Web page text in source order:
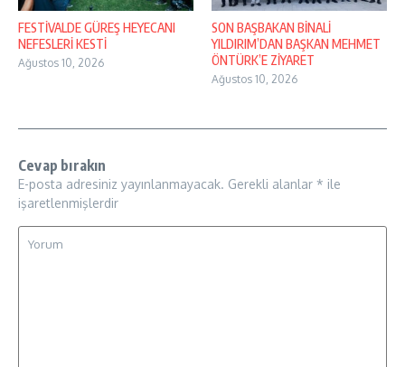
FESTİVALDE GÜREŞ HEYECANI
NEFESLERİ KESTİ
Ağustos 10, 2026
SON BAŞBAKAN BİNALİ
YILDIRIM’DAN BAŞKAN MEHMET
ÖNTÜRK’E ZİYARET
Ağustos 10, 2026
Cevap bırakın
E-posta adresiniz yayınlanmayacak. Gerekli alanlar * ile
işaretlenmişlerdir